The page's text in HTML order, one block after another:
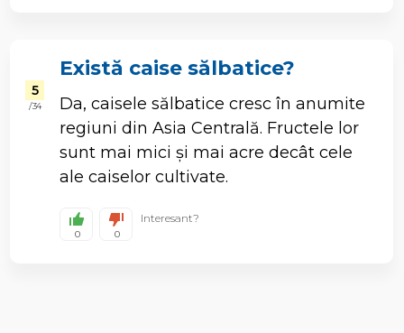
5
/ 34
Există caise sălbatice?
Da, caisele sălbatice cresc în anumite
regiuni din Asia Centrală. Fructele lor
sunt mai mici și mai acre decât cele
ale caiselor cultivate.
0 0
Interesant?